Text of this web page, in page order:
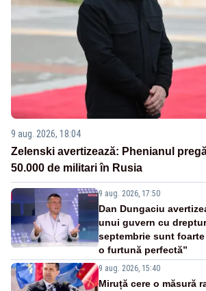
9 aug. 2026, 18:04
Zelenski avertizează: Phenianul
50.000 de militari în Rusia
9 aug. 2026, 17:50
Dan Dungaciu
unui guvern cu
septembrie sunt
o furtună perfectă”
9 aug. 2026, 15:40
Miruță cere o măsură